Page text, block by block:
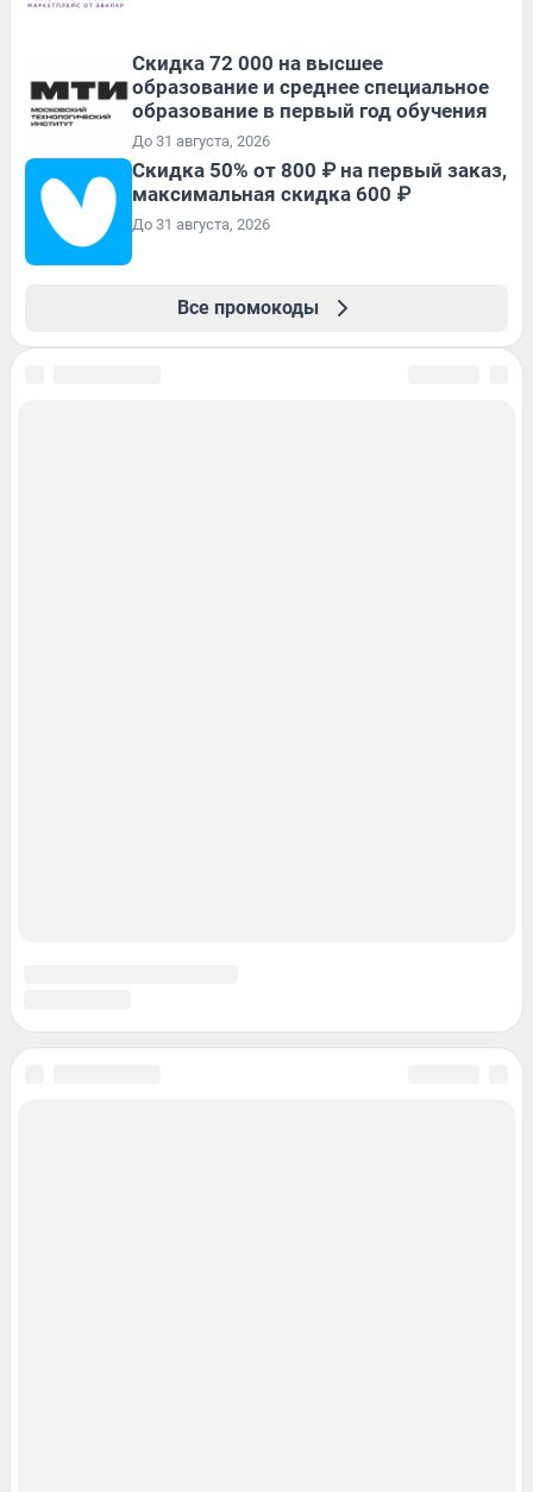
Скидка 72 000 на высшее
образование и среднее специальное
образование в первый год обучения
До 31 августа, 2026
Скидка 50% от 800 ₽ на первый заказ,
максимальная скидка 600 ₽
До 31 августа, 2026
Все промокоды